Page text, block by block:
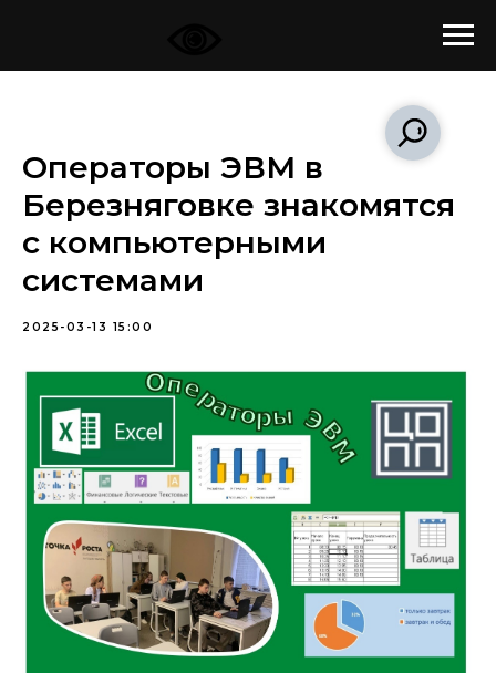
Операторы ЭВМ в
Березняговке знакомятся
с компьютерными
системами
2025-03-13 15:00